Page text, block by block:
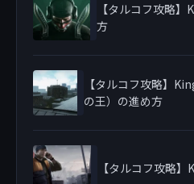
【タルコフ攻略
方
【タルコフ攻略】
の王）の進め方
【タルコフ攻略